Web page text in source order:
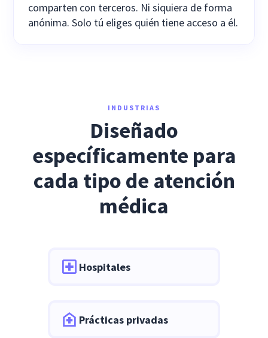
comparten con terceros. Ni siquiera de forma
anónima. Solo tú eliges quién tiene acceso a él.
INDUSTRIAS
Diseñado
específicamente para
cada tipo de atención
médica
Hospitales
Prácticas privadas